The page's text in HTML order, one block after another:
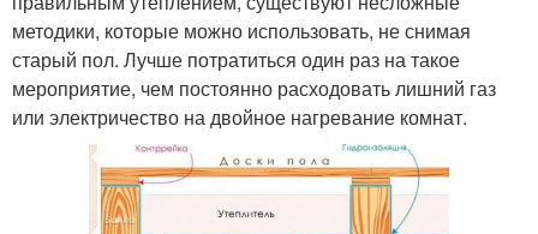
методики, которые можно использовать, не снимая
старый пол. Лучше потратиться один раз на такое
мероприятие, чем постоянно расходовать лишний газ
или электричество на двойное нагревание комнат.